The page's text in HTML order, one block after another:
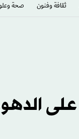
ثقافة وفنون صحة